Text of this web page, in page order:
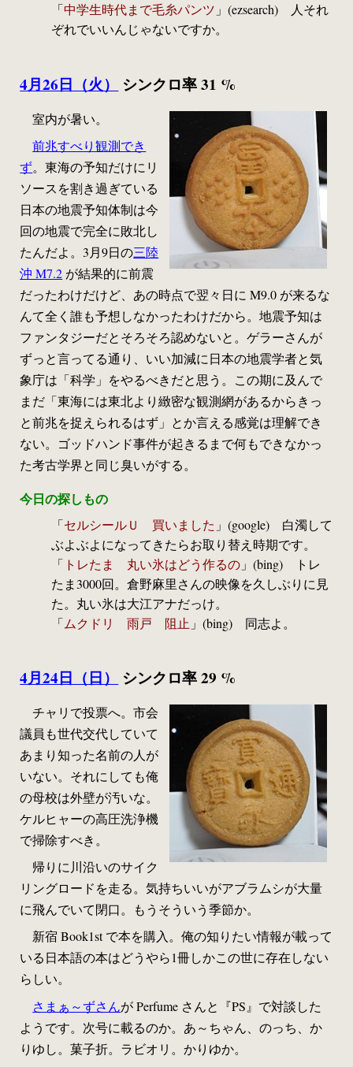
「中学生時代まで毛糸パンツ 」(ezsearch) 人それ
ぞれでいいんじゃないですか。
4月26日（火） シンクロ率 31 %
室内が暑い。
前兆すべり観測でき
ず。東海の予知だけにリ
ソースを割き過ぎている
日本の地震予知体制は今
回の地震で完全に敗北し
たんだよ。3月9日の三陸
沖 M7.2 が結果的に前震
だったわけだけど、あの時点で翌々日に M9.0 が来るな
んて全く誰も予想しなかったわけだから。地震予知は
ファンタジーだとそろそろ認めないと。ゲラーさんが
ずっと言ってる通り、いい加減に日本の地震学者と気
象庁は「科学」をやるべきだと思う。この期に及んで
まだ「東海には東北より緻密な観測網があるからきっ
と前兆を捉えられるはず」とか言える感覚は理解でき
ない。ゴッドハンド事件が起きるまで何もできなかっ
た考古学界と同じ臭いがする。
今日の探しもの
「セルシールＵ 買いました 」(google) 白濁して
ぶよぶよになってきたらお取り替え時期です。
「 トレたま 丸い氷はどう作るの 」(bing) トレ
たま3000回。倉野麻里さんの映像を久しぶりに見
た。丸い氷は大江アナだっけ。
「ムクドリ 雨戸 阻止 」(bing) 同志よ。
4月24日（日） シンクロ率 29 %
チャリで投票へ。市会
議員も世代交代していて
あまり知った名前の人が
いない。それにしても俺
の母校は外壁が汚いな。
ケルヒャーの高圧洗浄機
で掃除すべき。
帰りに川沿いのサイク
リングロードを走る。気持ちいいがアブラムシが大量
に飛んでいて閉口。もうそういう季節か。
新宿 Book1st で本を購入。俺の知りたい情報が載って
いる日本語の本はどうやら1冊しかこの世に存在しない
らしい。
さまぁ～ずさんが Perfume さんと『PS』で対談した
ようです。次号に載るのか。あ～ちゃん、のっち、か
りゆし。菓子折。ラビオリ。かりゆか。